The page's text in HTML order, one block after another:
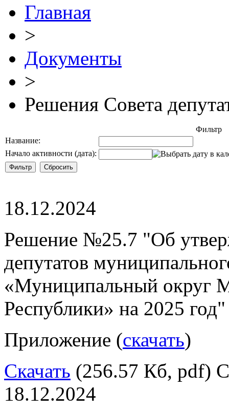
Главная
>
Документы
>
Решения Совета
Фильтр
Название:
Начало активности (дата):
18.12.2024
Решение №25.7 "Об
депутатов
«Муниципальный округ
Республики» на 2025 год"
Приложение (скачать)
Скачать (256.57 Кб, pdf)
18.12.2024